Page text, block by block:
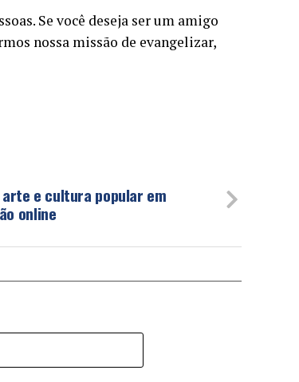
Se você deseja ser um amigo
nossa missão de evangelizar,
arte e cultura popular em
online